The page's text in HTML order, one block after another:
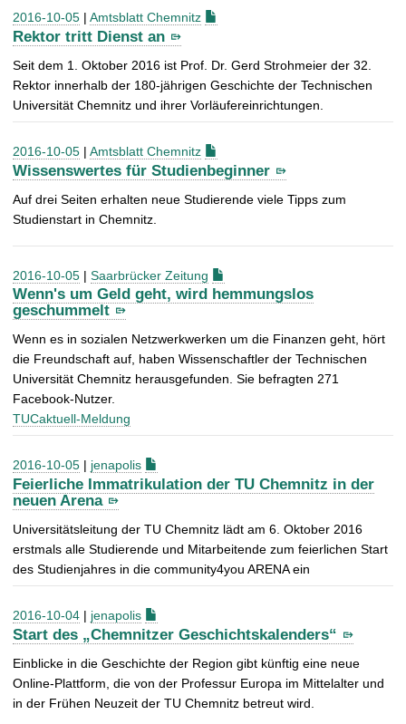
h
:
2016-10-05 | Amtsblatt Chemnitz
Rektor tritt Dienst an
Seit dem 1. Oktober 2016 ist Prof. Dr. Gerd Strohmeier der 32.
Rektor innerhalb der 180-jährigen Geschichte der Technischen
Universität Chemnitz und ihrer Vorläufereinrichtungen.
2016-10-05 | Amtsblatt Chemnitz
Wissenswertes für Studienbeginner
Auf drei Seiten erhalten neue Studierende viele Tipps zum
Studienstart in Chemnitz.
2016-10-05 | Saarbrücker Zeitung
Wenn's um Geld geht, wird hemmungslos
geschummelt
Wenn es in sozialen Netzwerkwerken um die Finanzen geht, hört
die Freundschaft auf, haben Wissenschaftler der Technischen
Universität Chemnitz herausgefunden. Sie befragten 271
Facebook-Nutzer.
TUCaktuell-Meldung
2016-10-05 | jenapolis
Feierliche Immatrikulation der TU Chemnitz in der
neuen Arena
Universitätsleitung der TU Chemnitz lädt am 6. Oktober 2016
erstmals alle Studierende und Mitarbeitende zum feierlichen Start
des Studienjahres in die community4you ARENA ein
2016-10-04 | jenapolis
Start des „Chemnitzer Geschichtskalenders“
Einblicke in die Geschichte der Region gibt künftig eine neue
Online-Plattform, die von der Professur Europa im Mittelalter und
in der Frühen Neuzeit der TU Chemnitz betreut wird.